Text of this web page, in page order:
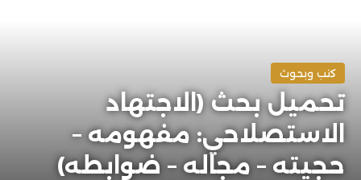
كتب وبحوث
تحميل بحث (الاجتهاد
الاستصلاحي: مفهومه –
حجيته – مجاله – ضوابطه)